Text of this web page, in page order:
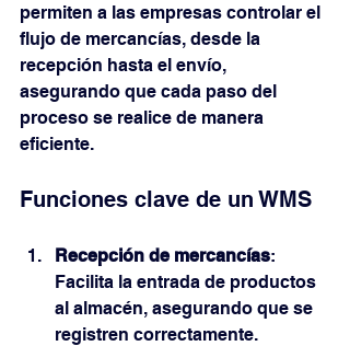
permiten a las empresas controlar el
flujo de mercancías, desde la
recepción hasta el envío,
asegurando que cada paso del
proceso se realice de manera
eficiente.
Funciones clave de un WMS
Recepción de mercancías:
Facilita la entrada de productos
al almacén, asegurando que se
registren correctamente.